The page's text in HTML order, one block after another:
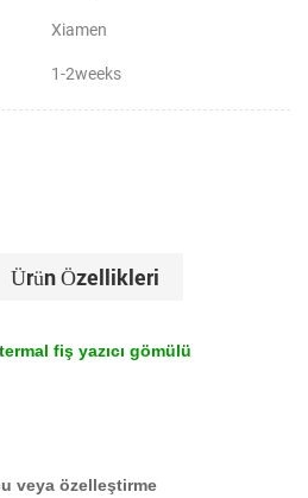
Xiamen
1-2weeks
Ürün Özellikleri
fiş yazıcı gömülü
veya özelleştirme